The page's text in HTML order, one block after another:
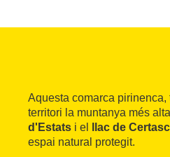
Aquesta comarca
territori la muntanya més
d'Estats i el llac de
espai natural protegit.